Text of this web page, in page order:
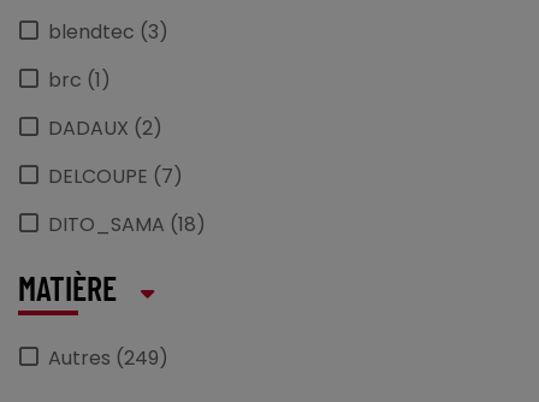
blendtec (3)
brc (1)
DADAUX (2)
DELCOUPE (7)
DITO_SAMA (18)
DYNAMIC (25)
essentialcollection (1)
HAMILTON_BEACH (1)
MATIÈRE
Autres (249)